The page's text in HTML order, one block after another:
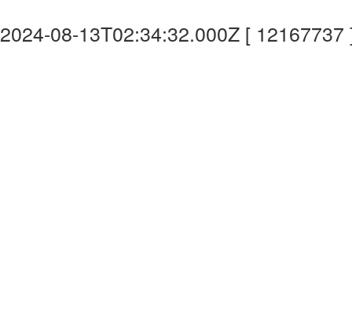
2024-08-13T02:34:32.000Z [ 12167737